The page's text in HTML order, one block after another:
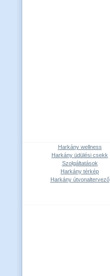
Harkány wellness
Harkány üdülési csekk
Szolgáltatások
Harkány térkép
Harkány útvonaltervező